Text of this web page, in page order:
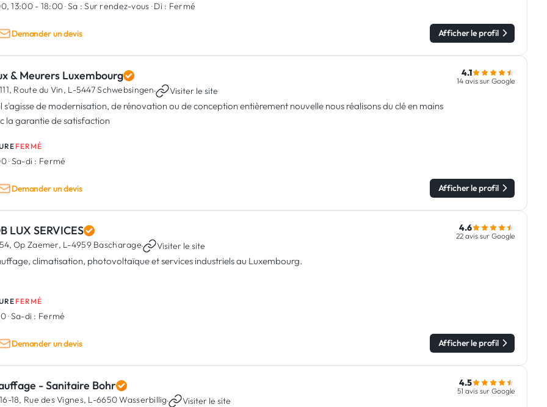
13:00 - 18:00·Sa : Sur rendez-vous ·Di : Fermé
Demander un devis Afficher le profil
& Meurers Luxembourg
111, Route du Vin, L-5447 Schwebsingen· Visiter le site
s'agisse de modernisation, de rénovation ou de conception entièrement nouvelle nous réalisons du clé en mains
la garantie de satisfaction
4.1
14 avis sur Google
FERMÉ
·Sa-di : Fermé
Demander un devis Afficher le profil
LUX SERVICES
54, Op Zaemer, L-4959 Bascharage· Visiter le site
climatisation, photovoltaïque et services industriels au Luxembourg.
4.6
22 avis sur Google
FERMÉ
·Sa-di : Fermé
Demander un devis Afficher le profil
- Sanitaire Bohr
16-18, Rue des Vignes, L-6650 Wasserbillig· Visiter le site
4.5
51 avis sur Google